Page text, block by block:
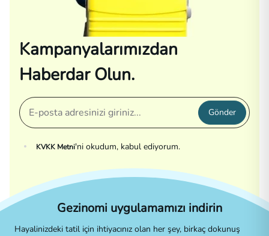
Kampanyalarımızdan
Haberdar Olun.
Gönder
KVKK Metni'ni okudum, kabul ediyorum.
Gezinomi uygulamamızı indirin
Hayalinizdeki tatil için ihtiyacınız olan her şey, birkaç dokunuş